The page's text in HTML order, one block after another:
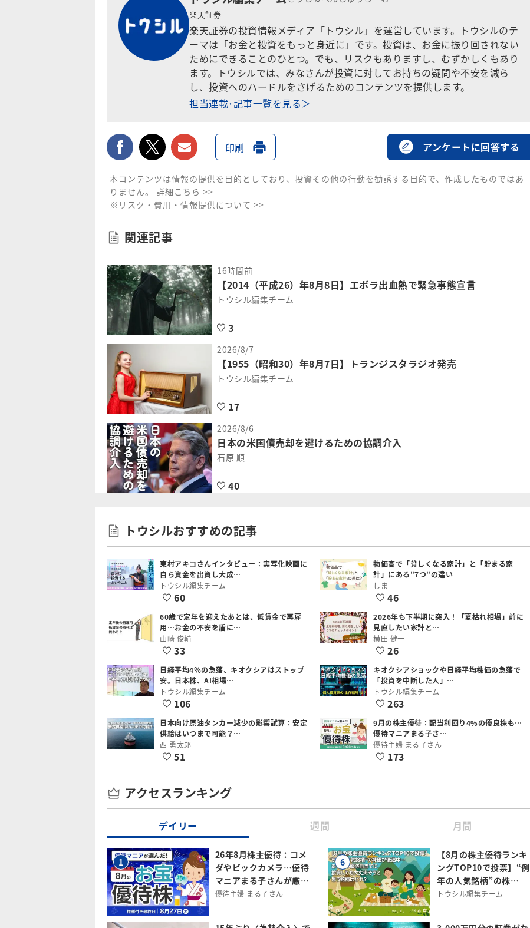
楽天証券
楽天証券の投資情報メディア「トウシル」を運営しています。トウシルのテ
ーマは「お金と投資をもっと身近に」です。投資は、お金に振り回されない
ためにできることのひとつ。でも、リスクもありますし、むずかしくもあり
ます。トウシルでは、みなさんが投資に対してお持ちの疑問や不安を減ら
し、投資へのハードルをさげるためのコンテンツを提供します。
担当連載･記事一覧を見る＞
facebooktwitter メールで送る
印刷 アンケートに回答する
本コンテンツは情報の提供を目的としており、投資その他の行動を勧誘する目的で、作成したものではあ
りません。 詳細こちら >>
※リスク・費用・情報提供について >>
関連記事
16時間前
【2014（平成26）年8月8日】エボラ出血熱で緊急事態宣言
トウシル編集チーム
3
2026/8/7
【1955（昭和30）年8月7日】トランジスタラジオ発売
トウシル編集チーム
17
2026/8/6
日本の米国債売却を避けるための協調介入
石原 順
40
トウシルおすすめの記事
東村アキコさんインタビュー：実写化映画に
自ら資金を出資し大成…
トウシル編集チーム
60
物価高で「貧しくなる家計」と「貯まる家
計」にある"7つ"の違い
しま
46
60歳で定年を迎えたあとは、低賃金で再雇
用…お金の不安を盾に…
山崎 俊輔
33
2026年も下半期に突入！「夏枯れ相場」前に
見直したい家計と…
横田 健一
26
日経平均4％の急落、キオクシアはストップ
安。日本株、AI相場…
トウシル編集チーム
106
キオクシアショックや日経平均株価の急落で
「投資を中断した人」…
トウシル編集チーム
263
日本向け原油タンカー減少の影響試算：安定
供給はいつまで可能？…
西 勇太郎
51
9月の株主優待：配当利回り4%の優良株も…
優待マニアまる子さ…
優待主婦 まる子さん
173
アクセスランキング
デイリー 週間 月間
1
26年8月株主優待：コメ
ダやビックカメラ…優待
マニアまる子さんが厳…
優待主婦 まる子さん
6
【8月の株主優待ランキ
ングTOP10で投票】“例
年の人気銘柄”の株…
トウシル編集チーム